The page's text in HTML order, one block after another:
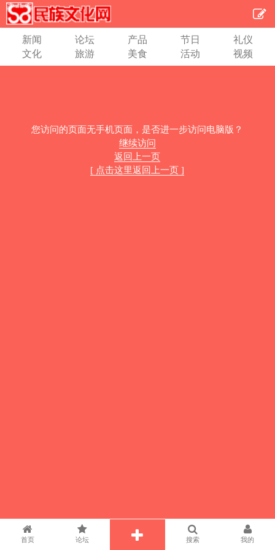
新闻 论坛 产品 节日
礼仪
文化
旅游 美食 活动 视频
您访问的页面无手机页面，是否进一步访问电脑版？
继续访问
返回上一页
[ 点击这里返回上一页 ]
首页 论坛 搜索 我的